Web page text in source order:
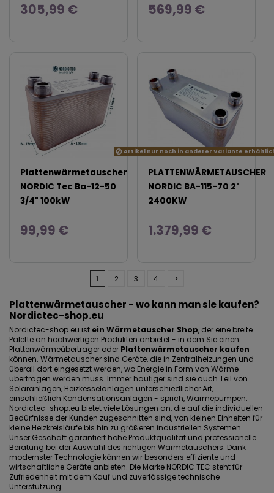
305,99 € 569,99 €
Plattenwärmetauscher
NORDIC Tec Ba-12-50
3/4" 100kW
99,99 €
Artikel nur noch in anderer Variante
PLATTENWÄRMETAUSCHER
NORDIC BA-115-70 2"
2400KW
1.379,99 €
1 2 3 4 >
Plattenwärmetauscher - wo kann man sie kaufen?
Nordictec-shop.eu
Nordictec-shop.eu ist ein Wärmetauscher Shop, der eine breite
Palette an hochwertigen Produkten anbietet - in dem Sie einen
Plattenwärmeübertrager oder Plattenwärmetauscher kaufen
können. Wärmetauscher sind Geräte, die in Zentralheizungen und
überall dort eingesetzt werden, wo Energie in Form von Wärme
übertragen werden muss. Immer häufiger sind sie auch Teil von
Solaranlagen, Heizkesselanlagen unterschiedlicher Art,
einschließlich Kondensationsanlagen - sprich, Wärmepumpen.
Nordictec-shop.eu bietet viele Lösungen an, die auf die individuellen
Bedürfnisse der Kunden zugeschnitten sind, von kleinen Einheiten für
kleine Heizkreisläufe bis hin zu größeren industriellen Systemen.
Unser Geschäft garantiert hohe Produktqualität und professionelle
Beratung bei der Auswahl des richtigen Wärmetauschers. Dank
modernster Technologie können wir besonders effiziente und
wirtschaftliche Geräte anbieten. Die Marke NORDIC TEC steht für
Zufriedenheit mit dem Kauf und zuverlässige technische
Unterstützung.